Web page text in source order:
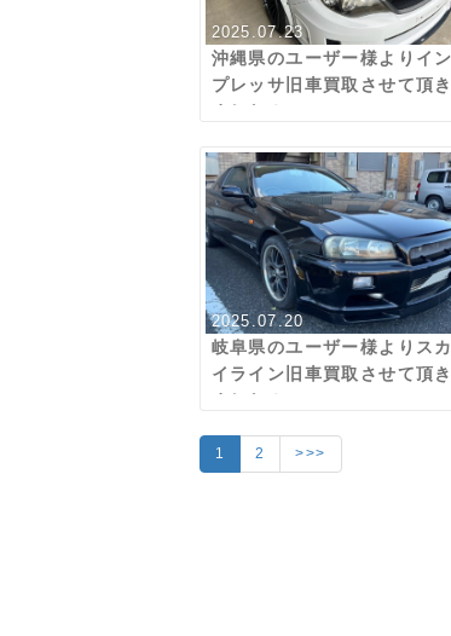
2025.07.23
沖縄県のユーザー様よりイン
プレッサ旧車買取させて頂き
ました！
2025.07.20
岐阜県のユーザー様よりスカ
イライン旧車買取させて頂き
ました！
1 2 >>>